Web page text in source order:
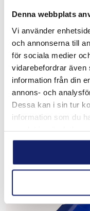
Denna webbplats
Vi använder
och annonserna till
för sociala medier
vidarebefordrar även
information från din
annons- och
Dessa kan i sin tur
information som du
Utformad för
1.4418, 308H, 316H,
till 0,10 % för
Används vanli...